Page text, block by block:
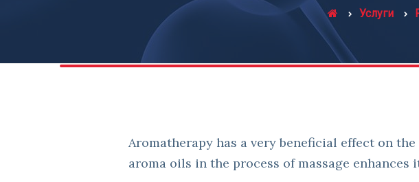
Услуги
Aromatherapy has a very beneficial effect on
aroma oils in the process of massage enhances